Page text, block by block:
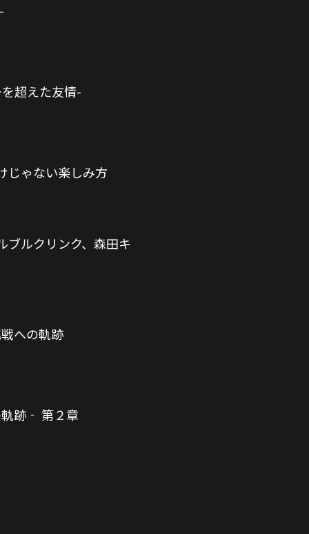
超えた友情-
じゃない楽しみ方
ブルクリンク、森田キ
への軌跡
跡‐ 第２章